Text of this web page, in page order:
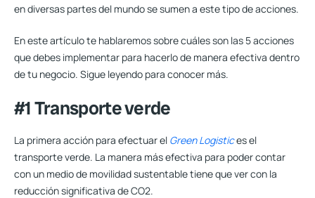
en diversas partes del mundo se sumen a este tipo de acciones.
En este artículo te hablaremos sobre cuáles son las 5 acciones
que debes implementar para hacerlo de manera efectiva dentro
de tu negocio. Sigue leyendo para conocer más.
#1 Transporte verde
La primera acción para efectuar el Green Logistices el
transporte verde. La manera más efectiva para poder contar
con un medio de movilidad sustentabletiene que ver con la
reducción significativa de CO2.